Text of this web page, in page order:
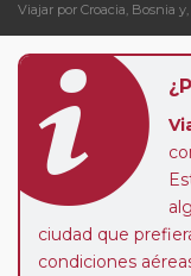
Viajar por Croacia, Bosnia
ciudad que
condiciones